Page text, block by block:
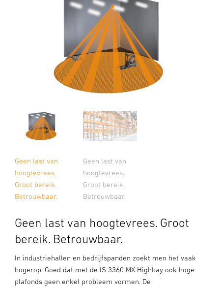
Geen last van
hoogtevrees.
Groot bereik.
Betrouwbaar.
Geen last van
hoogtevrees.
Groot bereik.
Betrouwbaar.
Geen last van hoogtevrees. Groot
bereik. Betrouwbaar.
In industriehallen en bedrijfspanden zoekt men het vaak
hogerop. Goed dat met de IS 3360 MX Highbay ook hoge
plafonds geen enkel probleem vormen. De